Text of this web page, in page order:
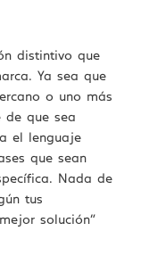
distintivo que
Ya sea que
o uno más
de que sea
el lenguaje
que sean
Nada de
tus
solución”